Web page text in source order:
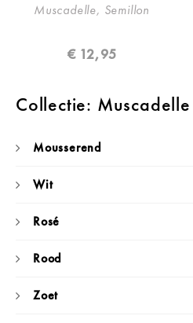
Collectie: Muscadelle
Mousserend
Wit
Rosé
Rood
Zoet
Muscadelle, Semillon
€12,95